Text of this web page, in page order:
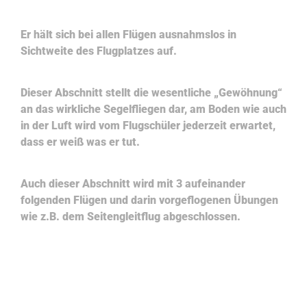
Er hält sich bei allen Flügen ausnahmslos in
Sichtweite des Flugplatzes auf.
Dieser Abschnitt stellt die wesentliche „Gewöhnung“
an das wirkliche Segelfliegen dar, am Boden wie auch
in der Luft wird vom Flugschüler jederzeit erwartet,
dass er weiß was er tut.
Auch dieser Abschnitt wird mit 3 aufeinander
folgenden Flügen und darin vorgeflogenen Übungen
wie z.B. dem Seitengleitflug abgeschlossen.